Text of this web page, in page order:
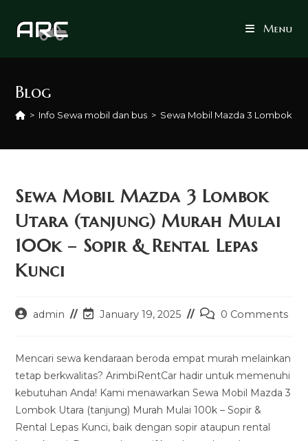
Menu
Blog
> Info Sewa mobil dan bus > Sewa Mobil Mazda 3 Lombok
Sewa Mobil Mazda 3 Lombok
Utara (tanjung) Murah Mulai
100k – Sopir & Rental Lepas
Kunci
Postadmin
PostJanuary 19, 2025
Post0 Comments
Mencari sewa kendaraan beroda empat murah melainkan
tetap berkwalitas? ArimbiRentCar hadir untuk memenuhi
kebutuhan Anda! Kami menawarkan Sewa Mobil Mazda 3
Lombok Utara (tanjung) Murah Mulai 100k – Sopir &
Rental Lepas Kunci, baik dengan sopir ataupun rental